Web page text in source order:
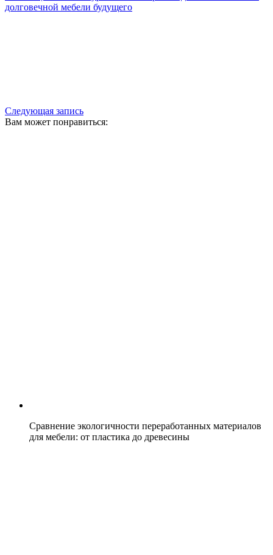
долговечной мебели будущего
Следующая запись
Вам может понравиться:
Сравнение экологичности переработанных материалов
для мебели: от пластика до древесины